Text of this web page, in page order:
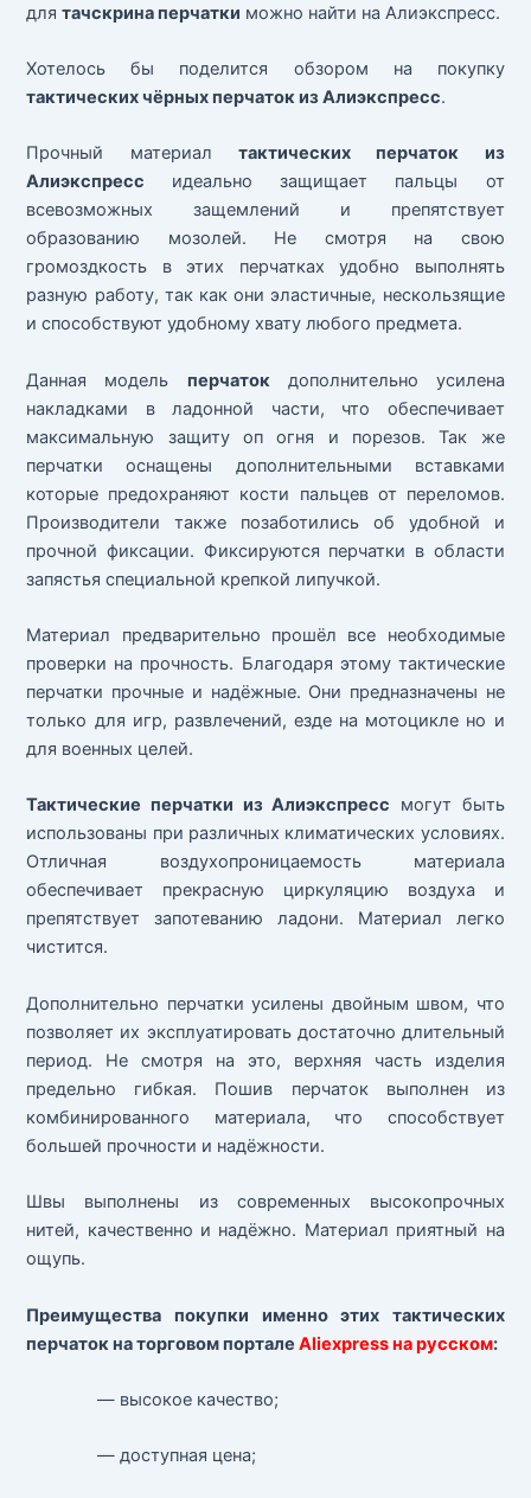
длятачскрина перчатки можно найти на Алиэкспресс.
Хотелось бы поделится обзором на покупку
тактических чёрных перчаток из Алиэкспресс.
Прочный материал тактических перчаток из
Алиэкспресс идеально защищает пальцы от
всевозможных защемлений и препятствует
образованию мозолей. Не смотря на свою
громоздкость в этих перчатках удобно выполнять
разную работу, так как они эластичные, нескользящие
и способствуют удобному хвату любого предмета.
Данная модель перчатокдополнительно усилена
накладками в ладонной части, что обеспечивает
максимальную защиту оп огня и порезов. Так же
перчатки оснащены дополнительными вставками
которые предохраняют кости пальцев от переломов.
Производители также позаботились об удобной и
прочной фиксации. Фиксируются перчатки в области
запястья специальной крепкой липучкой.
Материал предварительно прошёл все необходимые
проверки на прочность. Благодаря этому тактические
перчатки прочные и надёжные. Они предназначены не
только для игр, развлечений, езде на мотоцикле но и
для военных целей.
Тактические перчатки из Алиэкспресс могут быть
использованы при различных климатических условиях.
Отличная воздухопроницаемость материала
обеспечивает прекрасную циркуляцию воздуха и
препятствует запотеванию ладони. Материал легко
чистится.
Дополнительно перчатки усилены двойным швом, что
позволяет их эксплуатировать достаточно длительный
период. Не смотря на это, верхняя часть изделия
предельно гибкая. Пошив перчаток выполнен из
комбинированного материала, что способствует
большей прочности и надёжности.
Швы выполнены из современных высокопрочных
нитей, качественно и надёжно. Материал приятный на
ощупь.
Преимущества покупки именно этих тактических
перчаток на торговом порталеAliexpress на русском:
— высокое качество;
— доступная цена;